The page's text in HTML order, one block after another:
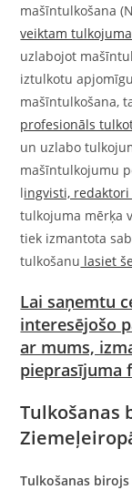
mašīntulkošana
veiktam
uzlabojot
iztulkotu
mašīntulkošana,
profesionāls
un uzlabo
mašīntulkojumu
lingvisti,
tulkojuma mērķa
tiek izmantota
tulkošanu lasiet
Lai saņemtu
interesējošo
ar mums,
pieprasījuma
Tulkošanas
Tulkošanas